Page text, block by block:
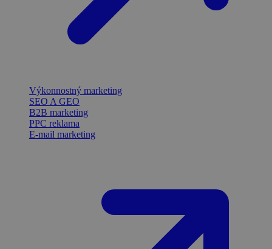
Výkonnostný marketing
SEO A GEO
B2B marketing
PPC reklama
E-mail marketing